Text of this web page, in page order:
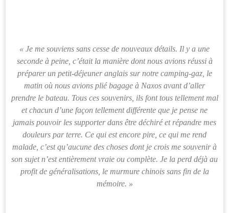
« Je me souviens sans cesse de nouveaux détails. Il y a une
seconde à peine, c’était la manière dont nous avions réussi à
préparer un petit-déjeuner anglais sur notre camping-gaz, le
matin où nous avions plié bagage à Naxos avant d’aller
prendre le bateau. Tous ces souvenirs, ils font tous tellement mal
et chacun d’une façon tellement différente que je pense ne
jamais pouvoir les supporter dans être déchiré et répandre mes
douleurs par terre. Ce qui est encore pire, ce qui me rend
malade, c’est qu’aucune des choses dont je crois me souvenir à
son sujet n’est entièrement vraie ou complète. Je la perd déjà au
profit de généralisations, le murmure chinois sans fin de la
mémoire. »